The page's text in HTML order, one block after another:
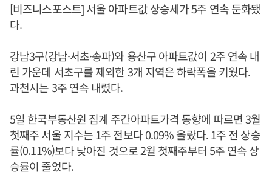
[비즈니스포스트] 서울 아파트값 상승세가 5주 연속 둔화됐
다.
강남3구(강남·서초·송파)와 용산구 아파트값이 2주 연속 내
린 가운데 서초구를 제외한 3개 지역은 하락폭을 키웠다.
과천시는 3주 연속 내렸다.
5일 한국부동산원 집계 주간아파트가격 동향에 따르면 3월
첫째주 서울 지수는 1주 전보다 0.09% 올랐다. 1주 전 상승
률(0.11%)보다 낮아진 것으로 2월 첫째주부터 5주 연속 상
승률이 줄었다.